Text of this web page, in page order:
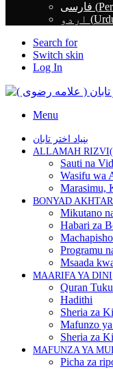
فارسی (
(
Search for
Switch skin
Log In
Menu
بنیاد اختر تابان
ALLAMAH
Sauti na
Wasifu wa
Marasimu,
BONYAD
Mikutano
Habari za
Programu
Msaada
MAARIFA YA DINI
Quran
Hadithi
Sheria za
Mafunzo
Sheria za
MAFUNZA YA
Picha za